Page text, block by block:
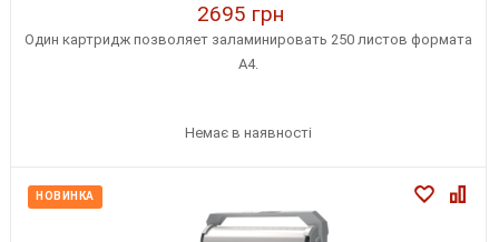
2695 грн
Один картридж позволяет заламинировать 250 листов формата
A4.
Немає в наявності
НОВИНКА